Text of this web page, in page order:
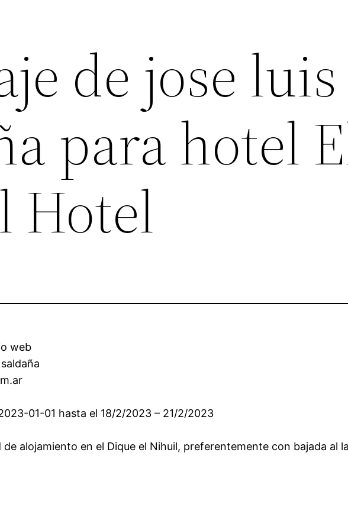
de jose luis
para hotel
Hotel
web
01-01 hasta el 18/2/2023 – 21/2/2023
alojamiento en el Dique el Nihuil, preferentemente con bajada al